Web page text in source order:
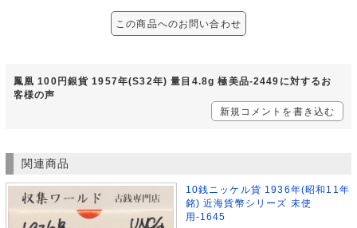
この商品へのお問い合わせ
鳳凰 100円銀貨 1957年(S32年) 量目4.8g 極美品-2449に対するお
客様の声
新規コメントを書き込む
関連商品
10銭ニッケル貨 1936年(昭和11年
銘) 近海貨幣シリーズ 未使
用-1645